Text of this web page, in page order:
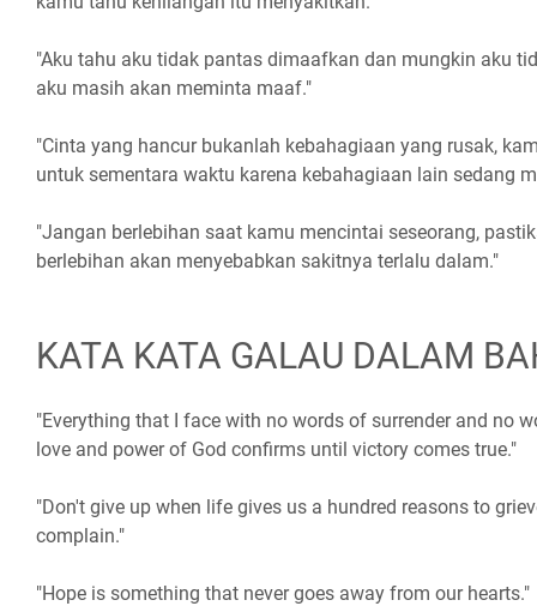
"Aku tahu aku tidak pantas dimaafkan dan mungkin aku
aku masih akan meminta maaf."
"Cinta yang hancur bukanlah kebahagiaan yang rusak,
untuk sementara waktu karena kebahagiaan lain sedang
"Jangan berlebihan saat kamu mencintai seseorang,
berlebihan akan menyebabkan sakitnya terlalu dalam."
KATA KATA GALAU DALAM
"Everything that I face with no words of surrender and no
love and power of God confirms until victory comes true."
"Don't give up when life gives us a hundred reasons to
complain."
"Hope is something that never goes away from our hearts."